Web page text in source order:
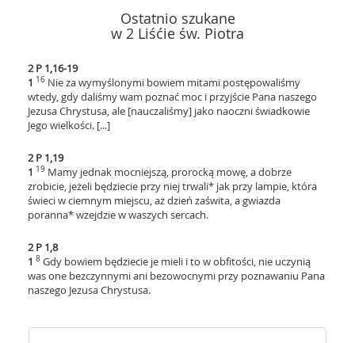
Ostatnio szukane
w 2 Liśćie św. Piotra
2 P 1,16-19
1 16 Nie za wymyślonymi bowiem mitami postępowaliśmy
wtedy, gdy daliśmy wam poznać moc i przyjście Pana naszego
Jezusa Chrystusa, ale [nauczaliśmy] jako naoczni świadkowie
Jego wielkości. [...]
2 P 1,19
1 19 Mamy jednak mocniejszą, prorocką mowę, a dobrze
zrobicie, jeżeli będziecie przy niej trwali* jak przy lampie, która
świeci w ciemnym miejscu, aż dzień zaświta, a gwiazda
poranna* wzejdzie w waszych sercach.
2 P 1,8
1 8 Gdy bowiem będziecie je mieli i to w obfitości, nie uczynią
was one bezczynnymi ani bezowocnymi przy poznawaniu Pana
naszego Jezusa Chrystusa.